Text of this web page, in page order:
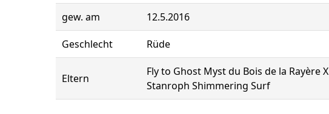
gew. am 12.5.2016
Geschlecht Rüde
Eltern
Fly to Ghost Myst du Bois de la Rayère X
Stanroph Shimmering Surf